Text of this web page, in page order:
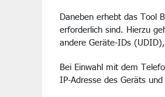
Daneben erhebt das Tool
erforderlich sind. Hierzu
andere Geräte-IDs
Bei Einwahl mit dem
IP-Adresse des Geräts